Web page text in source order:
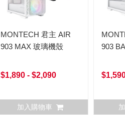
MONTECH 君主 AIR
903 MAX 玻璃機殼
$1,890 - $2,090
加入購物車
903